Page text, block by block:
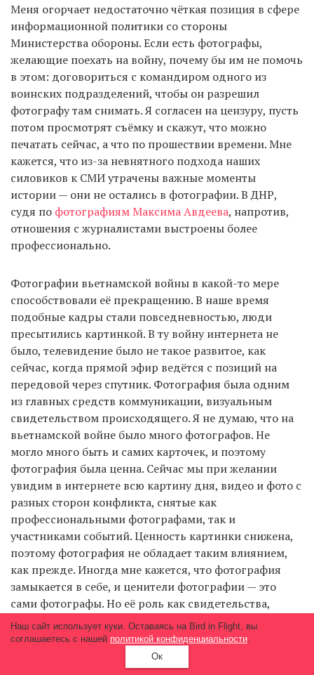
Меня огорчает недостаточно чёткая позиция в сфере
информационной политики со стороны
Министерства обороны. Если есть фотографы,
желающие поехать на войну, почему бы им не помочь
в этом: договориться с командиром одного из
воинских подразделений, чтобы он разрешил
фотографу там снимать. Я согласен на цензуру, пусть
потом просмотрят съёмку и скажут, что можно
печатать сейчас, а что по прошествии времени. Мне
кажется, что из-за невнятного подхода наших
силовиков к СМИ утрачены важные моменты
истории — они не остались в фотографии. В ДНР,
судя по фотографиям Максима Авдеева, напротив,
отношения с журналистами выстроены более
профессионально.
Фотографии вьетнамской войны в какой-то мере
способствовали её прекращению. В наше время
подобные кадры стали повседневностью, люди
пресытились картинкой. В ту войну интернета не
было, телевидение было не такое развитое, как
сейчас, когда прямой эфир ведётся с позиций на
передовой через спутник. Фотография была одним
из главных средств коммуникации, визуальным
свидетельством происходящего. Я не думаю, что на
вьетнамской войне было много фотографов. Не
могло много быть и самих карточек, и поэтому
фотография была ценна. Сейчас мы при желании
увидим в интернете всю картину дня, видео и фото с
разных сторон конфликта, снятые как
профессиональными фотографами, так и
участниками событий. Ценность картинки снижена,
поэтому фотография не обладает таким влиянием,
как прежде. Иногда мне кажется, что фотография
замыкается в себе, и ценители фотографии — это
сами фотографы. Но её роль как свидетельства,
безусловно, остаётся.
Наш сайт использует куки. Оставаясь на Bird in Flight, вы
соглашаетесь с нашей политикой конфиденциальности.
Ок